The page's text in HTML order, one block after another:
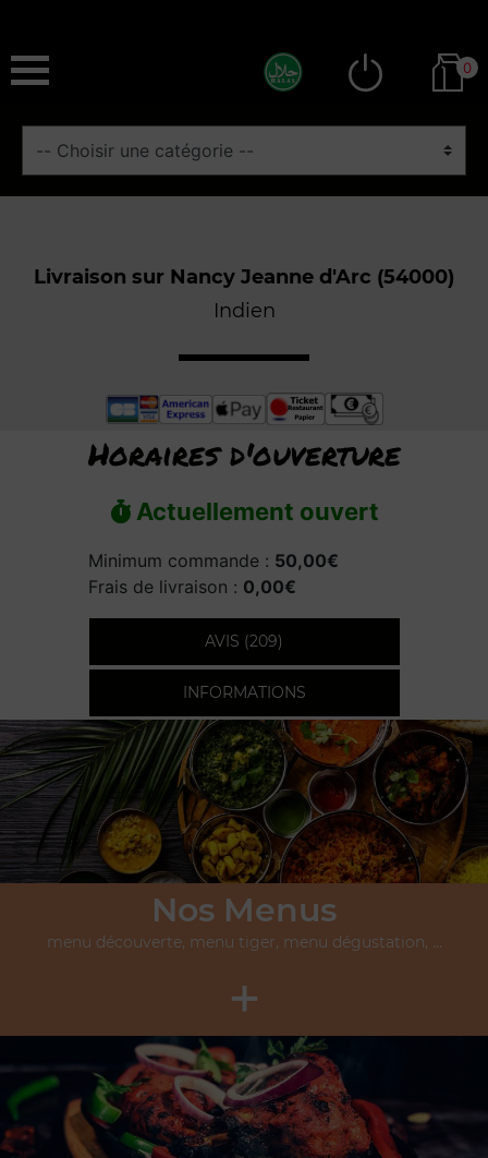
0
Livraison sur Nancy Jeanne d'Arc (54000)
Indien
Horaires d'ouverture
Actuellement ouvert
Minimum commande : 50,00€
Frais de livraison : 0,00€
AVIS (209)
INFORMATIONS
Nos Menus
menu découverte, menu tiger, menu dégustation, ...
+